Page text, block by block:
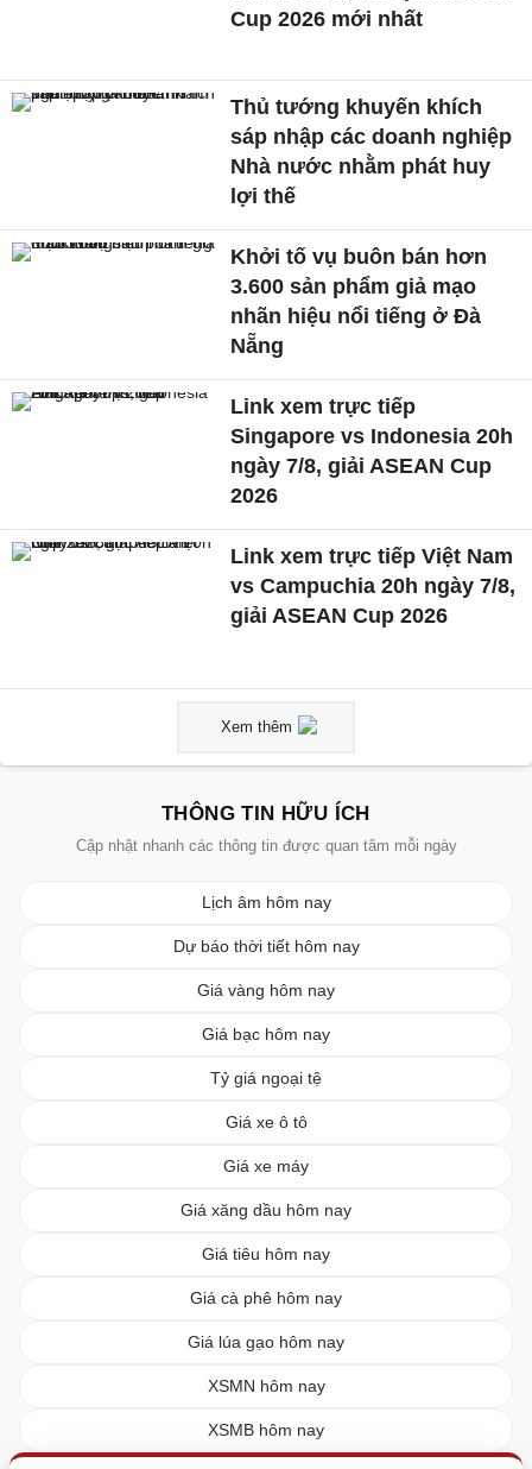
Cup 2026 mới nhất
Thủ tướng khuyến khích
sáp nhập các doanh nghiệp
Nhà nước nhằm phát huy
lợi thế
Khởi tố vụ buôn bán hơn
3.600 sản phẩm giả mạo
nhãn hiệu nổi tiếng ở Đà
Nẵng
Link xem trực tiếp
Singapore vs Indonesia 20h
ngày 7/8, giải ASEAN Cup
2026
Link xem trực tiếp Việt Nam
vs Campuchia 20h ngày 7/8,
giải ASEAN Cup 2026
Xem thêm
THÔNG TIN HỮU ÍCH
Cập nhật nhanh các thông tin được quan tâm mỗi ngày
Lịch âm hôm nay
Dự báo thời tiết hôm nay
Giá vàng hôm nay
Giá bạc hôm nay
Tỷ giá ngoại tệ
Giá xe ô tô
Giá xe máy
Giá xăng dầu hôm nay
Giá tiêu hôm nay
Giá cà phê hôm nay
Giá lúa gạo hôm nay
XSMN hôm nay
XSMB hôm nay